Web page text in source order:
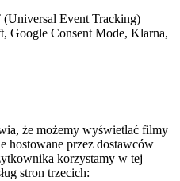
Event Tracking)
Google Consent Mode, Klarna,
że możemy wyświetlać filmy
hostowane przez dostawców
korzystamy w tej
stron trzecich: